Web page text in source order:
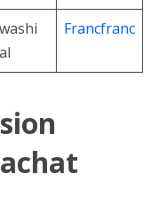
Francfranc